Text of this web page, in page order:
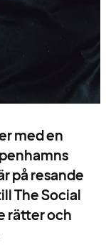
med en
på resande
The Social
rätter och